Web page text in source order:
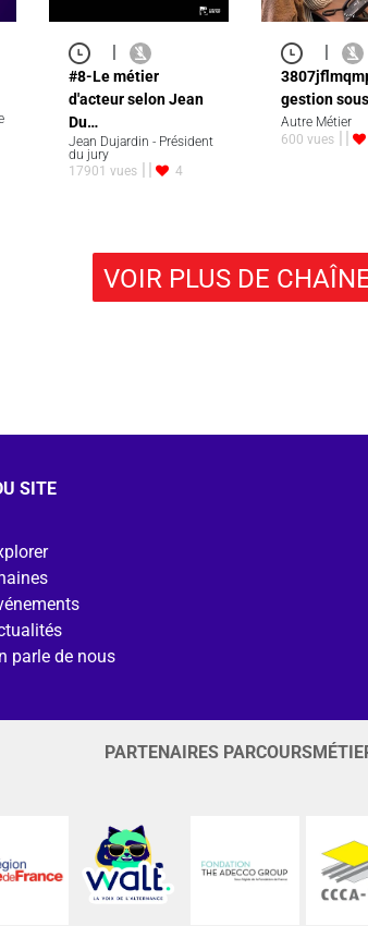
#8-Le métier
d'acteur selon Jean
Du…
Jean Dujardin - Président
du jury
17901 vues
4
gestion
Autre Métier
600 vues
VOIR PLUS DE
SITE
parle de nous
PARTENAIRES